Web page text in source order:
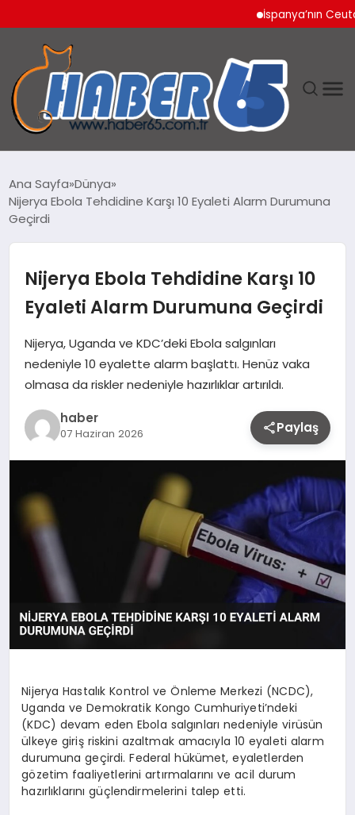
İspanya’nın Ceuta
YAŞAM
Ana Sayfa Dünya
Nijerya Ebola Tehdidine Karşı 10 Eyaleti Alarm Durumuna
Geçirdi
Nijerya Ebola Tehdidine Karşı 10
Eyaleti Alarm Durumuna Geçirdi
Nijerya, Uganda ve KDC’deki Ebola salgınları
nedeniyle 10 eyalette alarm başlattı. Henüz vaka
olmasa da riskler nedeniyle hazırlıklar artırıldı.
haber
07 Haziran 2026 Paylaş
Nijerya Hastalık Kontrol ve Önleme Merkezi (NCDC),
Uganda ve Demokratik Kongo Cumhuriyeti’ndeki
(KDC) devam eden Ebola salgınları nedeniyle virüsün
ülkeye giriş riskini azaltmak amacıyla 10 eyaleti alarm
durumuna geçirdi. Federal hükümet, eyaletlerden
gözetim faaliyetlerini artırmalarını ve acil durum
hazırlıklarını güçlendirmelerini talep etti.